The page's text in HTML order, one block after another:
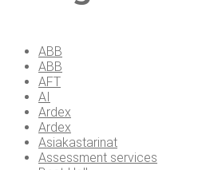
ABB
ABB
AFT
AI
Ardex
Ardex
Asiakastarinat
Assessment services